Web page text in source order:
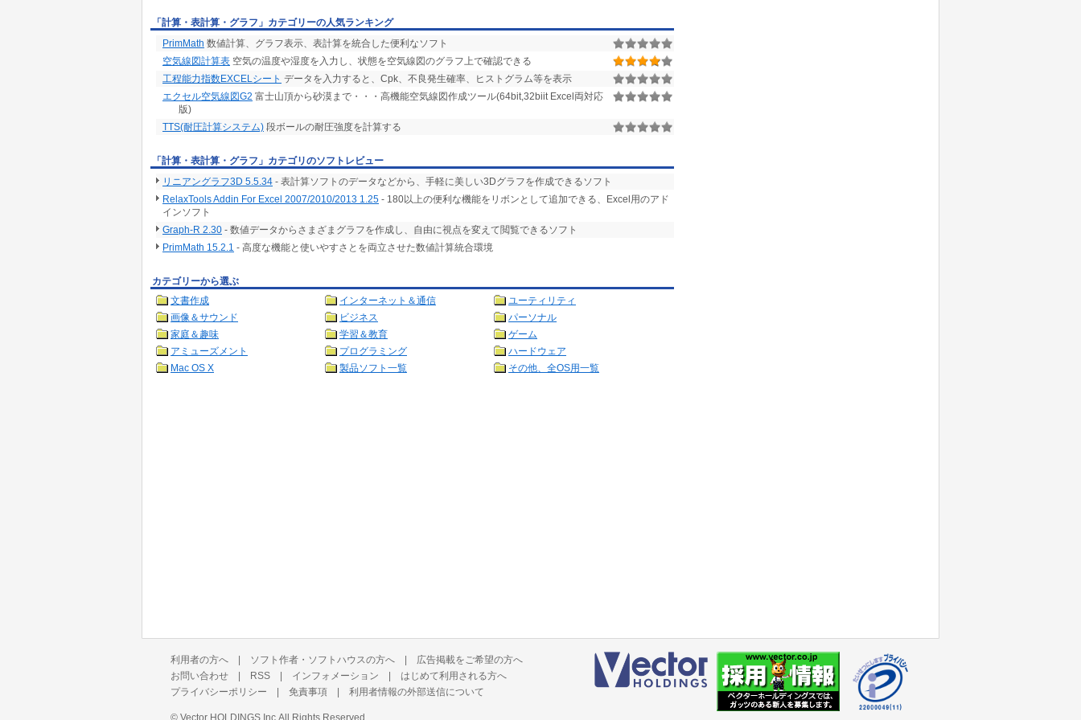
「計算・表計算・グラフ」カテゴリーの人気ランキング
PrimMath 数値計算、グラフ表示、表計算を統合した便利なソフト
空気線図計算表 空気の温度や湿度を入力し、状態を空気線図のグラフ上で確認できる
工程能力指数EXCELシート データを入力すると、Cpk、不良発生確率、ヒストグラム等を表示
エクセル空気線図G2 富士山頂から砂漠まで・・・高機能空気線図作成ツール(64bit,32biit Excel両対応
版)
TTS(耐圧計算システム) 段ボールの耐圧強度を計算する
「計算・表計算・グラフ」カテゴリのソフトレビュー
リニアングラフ3D 5.5.34 - 表計算ソフトのデータなどから、手軽に美しい3Dグラフを作成できるソフト
RelaxTools Addin For Excel 2007/2010/2013 1.25 - 180以上の便利な機能をリボンとして追加できる、Excel用のアド
インソフト
Graph-R 2.30 - 数値データからさまざまグラフを作成し、自由に視点を変えて閲覧できるソフト
PrimMath 15.2.1 - 高度な機能と使いやすさとを両立させた数値計算統合環境
カテゴリーから選ぶ
文書作成
インターネット＆通信
ユーティリティ
画像＆サウンド
ビジネス
パーソナル
家庭＆趣味
学習＆教育
ゲーム
アミューズメント
プログラミング
ハードウェア
Mac OS X
製品ソフト一覧 その他、全OS用一覧
利用者の方へ | ソフト作者・ソフトハウスの方へ | 広告掲載をご希望の方へ
お問い合わせ | RSS | インフォメーション | はじめて利用される方へ
プライバシーポリシー | 免責事項 | 利用者情報の外部送信について
© Vector HOLDINGS Inc. All Rights Reserved.